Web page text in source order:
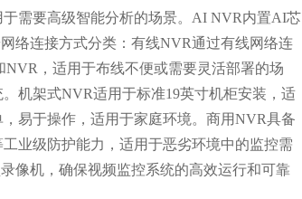
需要高级智能分析的场景。AI NVR内置AI芯
络连接方式分类：有线NVR通过有线网络连
，适用于布线不便或需要灵活部署的场
机架式NVR适用于标准19英寸机柜安装，适
易于操作，适用于家庭环境。商用NVR具备
业级防护能力，适用于恶劣环境中的监控需
像机，确保视频监控系统的高效运行和可靠